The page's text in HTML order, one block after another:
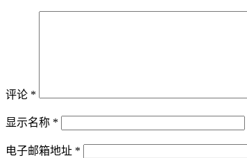
评论 *
显示名称 *
电子邮箱地址 *